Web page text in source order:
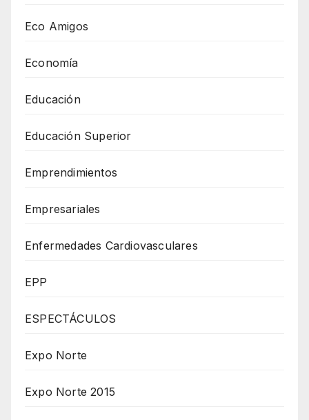
Eco Amigos
Economía
Educación
Educación Superior
Emprendimientos
Empresariales
Enfermedades Cardiovasculares
EPP
ESPECTÁCULOS
Expo Norte
Expo Norte 2015